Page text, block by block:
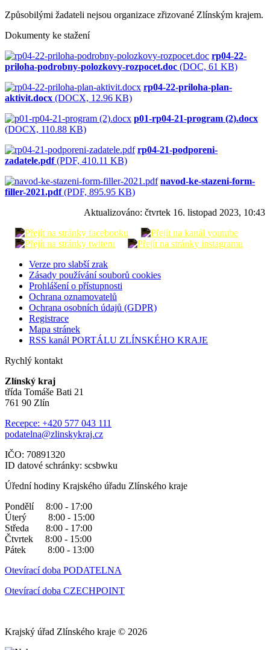
Způsobilými žadateli nejsou organizace zřizované Zlínským krajem.
Dokumenty ke stažení
rp04-22-
priloha-podrobny-polozkovy-rozpocet.doc (DOC, 61 KB)
rp04-22-priloha-plan-
aktivit.docx (DOCX, 12.96 KB)
p01-rp04-21-program (2).docx
(DOCX, 110.88 KB)
rp04-21-podporeni-
zadatele.pdf(PDF, 410.11 KB)
navod-ke-stazeni-form-
filler-2021.pdf(PDF, 895.95 KB)
Aktualizováno: čtvrtek 16. listopad 2023, 10:43
Verze pro slabší zrak
Zásady používání souborů cookies
Prohlášení o přístupnosti
Ochrana oznamovatelů
Ochrana osobních údajů (GDPR)
Registrace
Mapa stránek
RSS kanál PORTÁLU ZLÍNSKÉHO KRAJE
Rychlý kontakt
Zlínský kraj
třída Tomáše Bati 21
761 90 Zlín
Recepce: +420 577 043 111
podatelna@zlinskykraj.cz
IČO: 70891320
ID datové schránky: scsbwku
Úřední hodiny Krajského úřadu Zlínského kraje
Pondělí 8:00 - 17:00
Úterý 8:00 - 15:00
Středa 8:00 - 17:00
Čtvrtek 8:00 - 15:00
Pátek 8:00 - 13:00
Otevírací doba PODATELNA
Otevírací doba CZECHPOINT
Krajský úřad Zlínského kraje © 2026